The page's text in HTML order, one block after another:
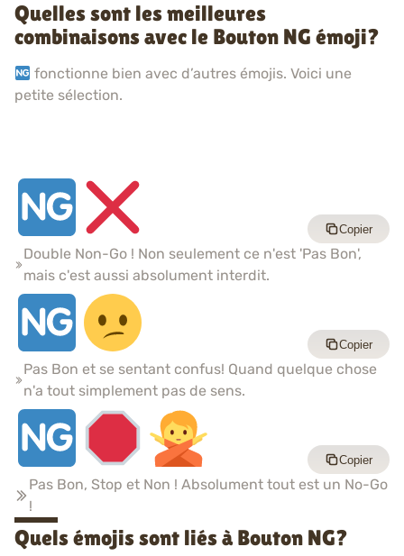
Quelles sont les meilleures
combinaisons avec le Bouton NG émoji?
fonctionne bien avec d’autres émojis. Voici une
petite sélection.
Double Non-Go ! Non seulement ce n'est 'Pas Bon',
mais c'est aussi absolument interdit.
Copier
Pas Bon et se sentant confus! Quand quelque chose
n'a tout simplement pas de sens.
Copier
Pas Bon, Stop et Non ! Absolument tout est un No-Go
!
Copier
Quels émojis sont liés à Bouton NG?